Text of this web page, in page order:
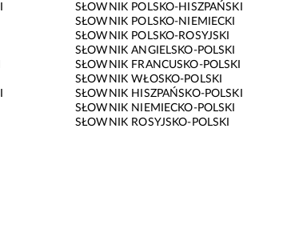
SŁOWNIK POLSKO-HISZPAŃSKI
SŁOWNIK POLSKO-NIEMIECKI
SŁOWNIK POLSKO-ROSYJSKI
SŁOWNIK ANGIELSKO-POLSKI
SŁOWNIK FRANCUSKO-POLSKI
SŁOWNIK WŁOSKO-POLSKI
SŁOWNIK HISZPAŃSKO-POLSKI
SŁOWNIK NIEMIECKO-POLSKI
SŁOWNIK ROSYJSKO-POLSKI